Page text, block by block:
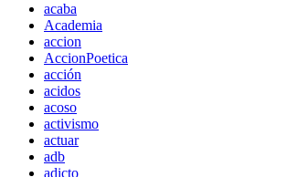
acaba
Academia
accion
AccionPoetica
acción
acidos
acoso
activismo
actuar
adb
adicto